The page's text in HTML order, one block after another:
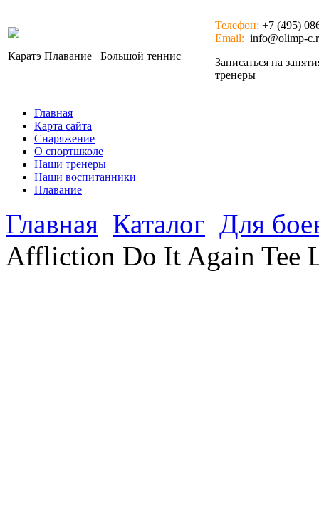
Каратэ Плавание Большой теннис
Телефон: +7 (495)
Email: info@olimp-
Записаться на
тренеры
Главная
Карта сайта
Снаряжение
О спортшколе
Наши тренеры
Наши воспитанники
Плавание
Главная Каталог Для
Affliction Do It Again Tee